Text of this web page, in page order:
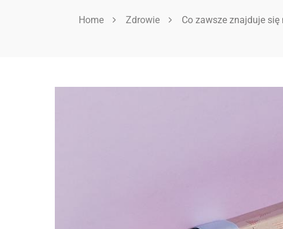
Home Zdrowie Co zawsze znajduje